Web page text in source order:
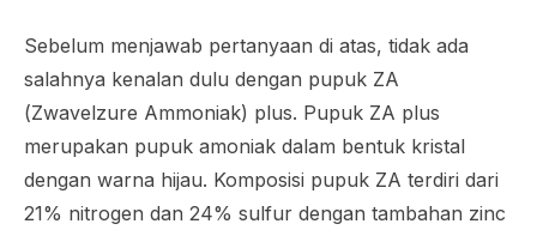
Sebelum menjawab pertanyaan di atas, tidak ada
salahnya kenalan dulu dengan pupuk ZA
(Zwavelzure Ammoniak) plus. Pupuk ZA plus
merupakan pupuk amoniak dalam bentuk kristal
dengan warna hijau. Komposisi pupuk ZA terdiri dari
21% nitrogen dan 24% sulfur dengan tambahan zinc